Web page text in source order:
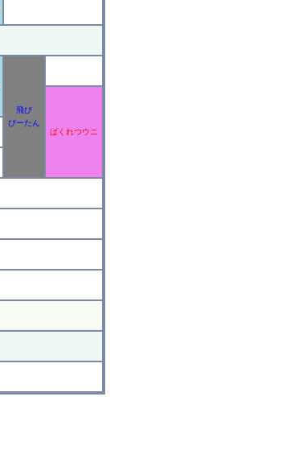
飛び
ぴーたん
ばくれつウニ